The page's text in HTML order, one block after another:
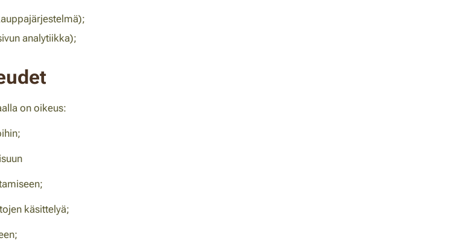
analytiikka);
on oikeus:
käsittelyä;